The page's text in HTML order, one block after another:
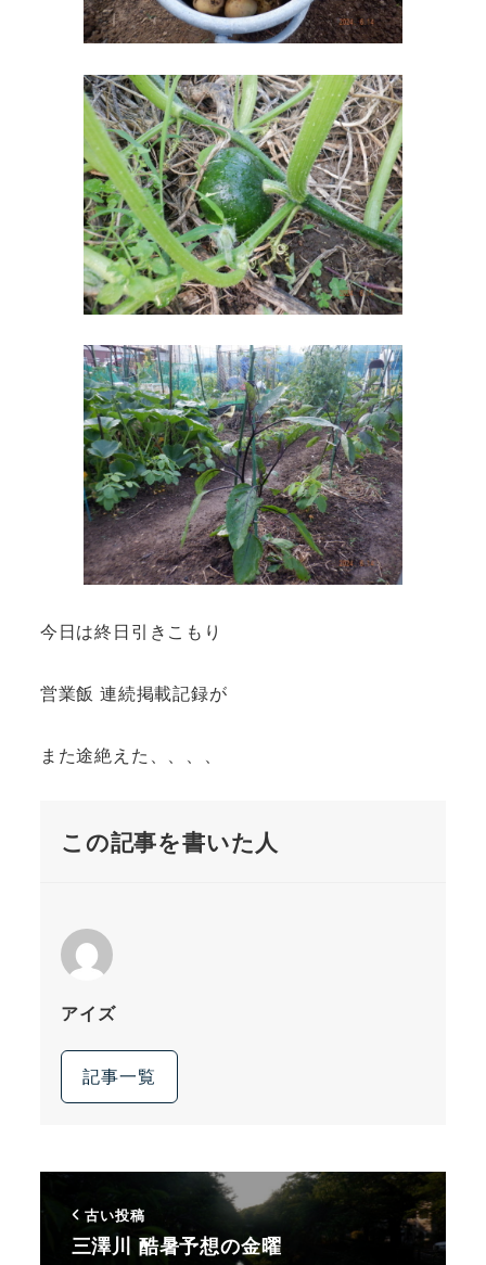
今日は終日引きこもり
営業飯 連続掲載記録が
また途絶えた、、、、
この記事を書いた人
アイズ
記事一覧
古い投稿
三澤川 酷暑予想の金曜